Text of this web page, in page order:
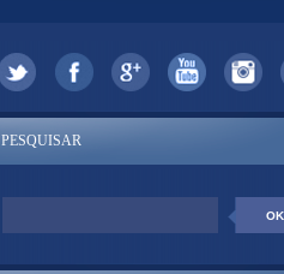
PESQUISAR